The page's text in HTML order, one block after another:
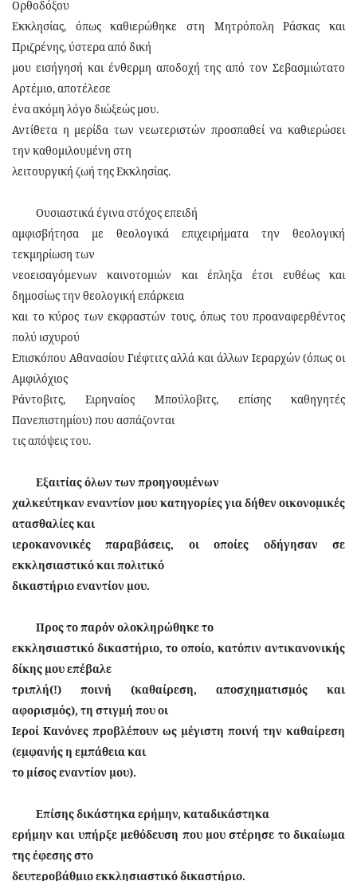
Ορθοδόξου
Εκκλησίας, όπως καθιερώθηκε στη Μητρόπολη Ράσκας και
Πριζρένης, ύστερα από δική
μου εισήγησή και ένθερμη αποδοχή της από τον Σεβασμιώτατο
Αρτέμιο, αποτέλεσε
ένα ακόμη λόγο διώξεώς μου.
Αντίθετα η μερίδα των νεωτεριστών προσπαθεί να καθιερώσει
την καθομιλουμένη στη
λειτουργική ζωή της Εκκλησίας.
Ουσιαστικά έγινα στόχος επειδή
αμφισβήτησα με θεολογικά επιχειρήματα την θεολογική
τεκμηρίωση των
νεοεισαγόμενων καινοτομιών και έπληξα έτσι ευθέως και
δημοσίως την θεολογική επάρκεια
και το κύρος των εκφραστών τους, όπως του προαναφερθέντος
πολύ ισχυρού
Επισκόπου Αθανασίου Γιέφτιτς αλλά και άλλων Ιεραρχών (όπως οι
Αμφιλόχιος
Ράντοβιτς, Ειρηναίος Μπούλοβιτς, επίσης καθηγητές
Πανεπιστημίου) που ασπάζονται
τις απόψεις του.
Εξαιτίας όλων των προηγουμένων
χαλκεύτηκαν εναντίον μου κατηγορίες για δήθεν οικονομικές
ατασθαλίες και
ιεροκανονικές παραβάσεις, οι οποίες οδήγησαν σε
εκκλησιαστικό και πολιτικό
δικαστήριο εναντίον μου.
Προς το παρόν ολοκληρώθηκε το
εκκλησιαστικό δικαστήριο, το οποίο, κατόπιν αντικανονικής
δίκης μου επέβαλε
τριπλή(!) ποινή (καθαίρεση, αποσχηματισμός και
αφορισμός), τη στιγμή που οι
Ιεροί Κανόνες προβλέπουν ως μέγιστη ποινή την καθαίρεση
(εμφανής η εμπάθεια και
το μίσος εναντίον μου).
Επίσης δικάστηκα ερήμην, καταδικάστηκα
ερήμην και υπήρξε μεθόδευση που μου στέρησε το δικαίωμα
της έφεσης στο
δευτεροβάθμιο εκκλησιαστικό δικαστήριο.